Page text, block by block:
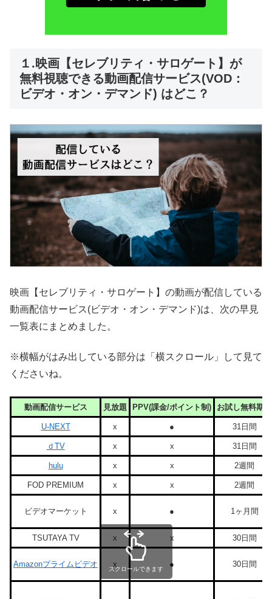
１.映画【セレブリティ・サロゲート】が
無料視聴できる動画配信サービス(VOD：
ビデオ・オン・デマンド) はどこ？
映画【セレブリティ・サロゲート】の動画が配信している
動画配信サービス(ビデオ・オン・デマンド)は、次の早見
一覧表にまとめました。
※横幅がはみ出している部分は「横スクロール」して見て
くださいね。
動画配信サービス 見放題 PPV(課金/ポイント制) お試し無料期間
U-NEXT x ● 31日間
ｄTV x x 31日間
hulu x x 2週間
FOD PREMIUM x x 2週間
ビデオマーケット x ● 1ヶ月間
TSUTAYA TV x x 30日間
Amazonプライムビデオ x ● 30日間
スクロールできます